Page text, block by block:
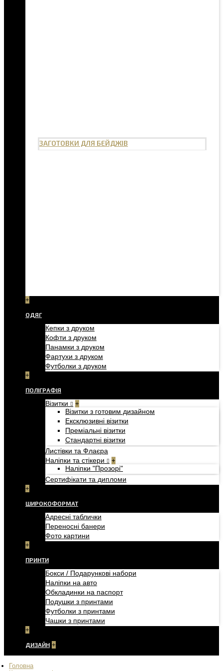
ЗАГОТОВКИ ДЛЯ БЕЙДЖІВ
+
ОДЯГ
Кепки з друком
Кофти з друком
Панамки з друком
Фартухи з друком
Футболки з друком
+
ПОЛІГРАФІЯ
Візитки +
Візитки з готовим дизайном
Ексклюзивні візитки
Преміальні візитки
Стандартні візитки
Листівки та Флаєра
Наліпки та стікери
+
Наліпки "Прозорі"
Сертифікати та дипломи
+
ШИРОКОФОРМАТ
Адресні таблички
Переносні банери
Фото картини
+
ПРИНТИ
Бокси / Подарункові набори
Наліпки на авто
Обкладинки на паспорт
Подушки з принтами
Футболки з принтами
Чашки з принтами
+
ДИЗАЙН +
Головна